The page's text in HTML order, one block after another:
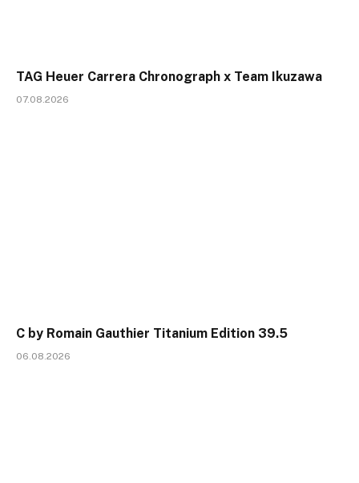
TAG Heuer Carrera Chronograph x Team Ikuzawa
07.08.2026
C by Romain Gauthier Titanium Edition 39.5
06.08.2026